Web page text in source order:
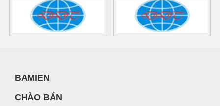
BAMIEN
CHÀO BÁN